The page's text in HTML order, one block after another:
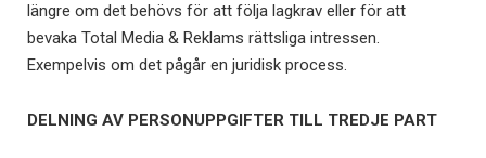
längre om det behövs för att följa lagkrav eller för att
bevaka Total Media & Reklams rättsliga intressen.
Exempelvis om det pågår en juridisk process.
DELNING AV PERSONUPPGIFTER TILL TREDJE PART